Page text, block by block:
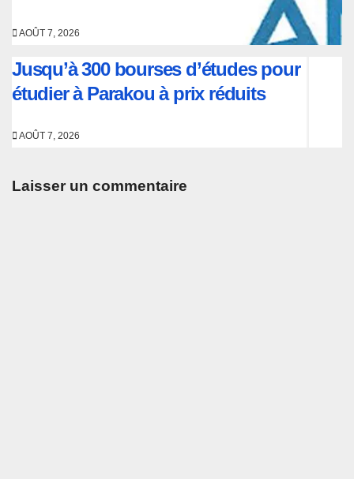
AOÛT 7, 2026
Jusqu’à 300 bourses d’études pour
étudier à Parakou à prix réduits
AOÛT 7, 2026
Laisser un commentaire